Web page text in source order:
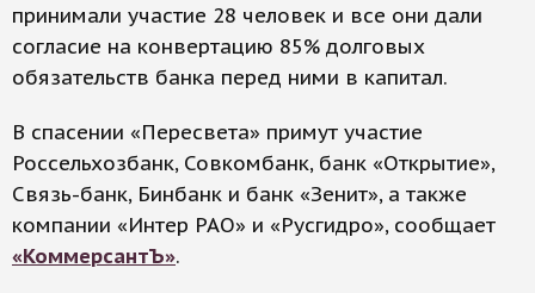
принимали участие 28 человек и все они дали
согласие на конвертацию 85% долговых
обязательств банка перед ними в капитал.
В спасении «Пересвета» примут участие
Россельхозбанк, Совкомбанк, банк «Открытие»,
Связь-банк, Бинбанк и банк «Зенит», а также
компании «Интер РАО» и «Русгидро», сообщает
«КоммерсантЪ».